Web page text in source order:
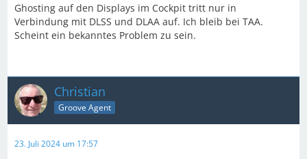
Ghosting auf den Displays im Cockpit tritt nur in
Verbindung mit DLSS und DLAA auf. Ich bleib bei TAA.
Scheint ein bekanntes Problem zu sein.
Christian
Groove Agent
23. Juli 2024 um 17:57